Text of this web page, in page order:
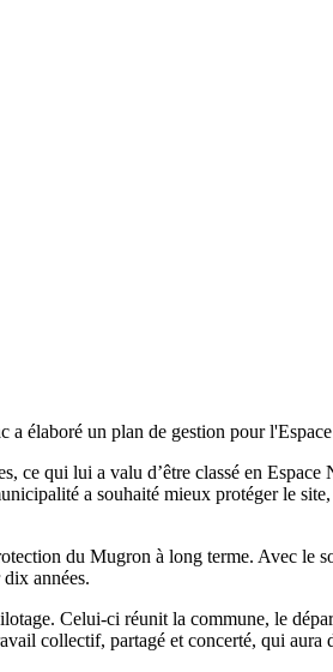
a élaboré un plan de gestion pour
ce qui lui a valu d’être classé en
a souhaité mieux protéger le
du Mugron à long terme. Avec le
années.
Celui-ci réunit la commune, le
collectif, partagé et concerté, qui